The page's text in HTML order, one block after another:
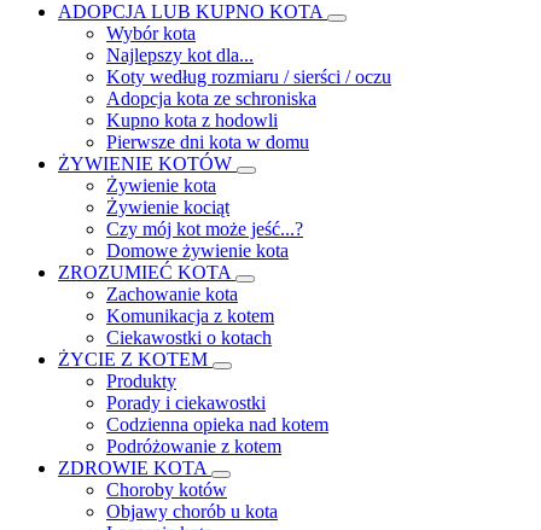
ADOPCJA LUB KUPNO KOTA
Wybór kota
Najlepszy kot dla...
Koty według rozmiaru / sierści / oczu
Adopcja kota ze schroniska
Kupno kota z hodowli
Pierwsze dni kota w domu
ŻYWIENIE KOTÓW
Żywienie kota
Żywienie kociąt
Czy mój kot może jeść...?
Domowe żywienie kota
ZROZUMIEĆ KOTA
Zachowanie kota
Komunikacja z kotem
Ciekawostki o kotach
ŻYCIE Z KOTEM
Produkty
Porady i ciekawostki
Codzienna opieka nad kotem
Podróżowanie z kotem
ZDROWIE KOTA
Choroby kotów
Objawy chorób u kota